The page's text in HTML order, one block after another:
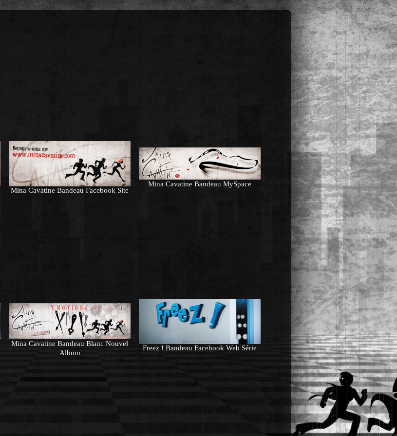
Mina Cavatine Bandeau Facebook Site
Mina Cavatine Bandeau MySpace
Mina Cavatine Bandeau Blanc Nouvel
Album
Freez ! Bandeau Facebook Web Série